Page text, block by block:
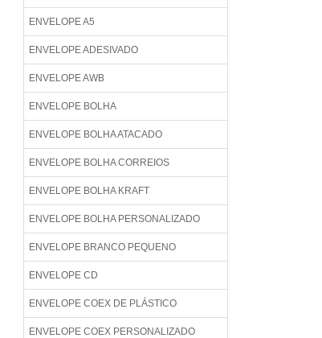
ENVELOPE A5
ENVELOPE ADESIVADO
ENVELOPE AWB
ENVELOPE BOLHA
ENVELOPE BOLHA ATACADO
ENVELOPE BOLHA CORREIOS
ENVELOPE BOLHA KRAFT
ENVELOPE BOLHA PERSONALIZADO
ENVELOPE BRANCO PEQUENO
ENVELOPE CD
ENVELOPE COEX DE PLÁSTICO
ENVELOPE COEX PERSONALIZADO